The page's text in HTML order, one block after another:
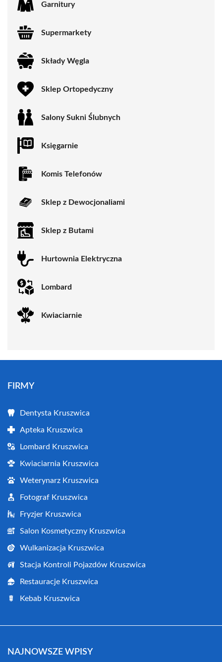
Garnitury
Supermarkety
Składy Węgla
Sklep Ortopedyczny
Salony Sukni Ślubnych
Księgarnie
Komis Telefonów
Sklep z Dewocjonaliami
Sklep z Butami
Hurtownia Elektryczna
Lombard
Kwiaciarnie
FIRMY
Dentysta Kruszwica
Apteka Kruszwica
Lombard Kruszwica
Kwiaciarnia Kruszwica
Weterynarz Kruszwica
Fotograf Kruszwica
Fryzjer Kruszwica
Salon Kosmetyczny Kruszwica
Wulkanizacja Kruszwica
Stacja Kontroli Pojazdów Kruszwica
Restauracje Kruszwica
Kebab Kruszwica
NAJNOWSZE WPISY